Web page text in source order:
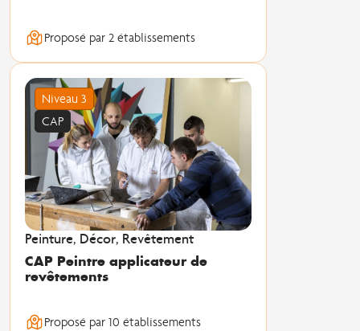
Proposé par 2 établissements
Niveau 3
CAP
Peinture, Décor, Revêtement
CAP Peintre applicateur de
revêtements
Proposé par 10 établissements